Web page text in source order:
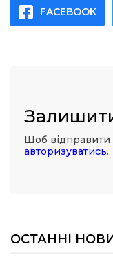
FACEBOOK
Щоб відправити
авторизуватись.
ОСТАННІ